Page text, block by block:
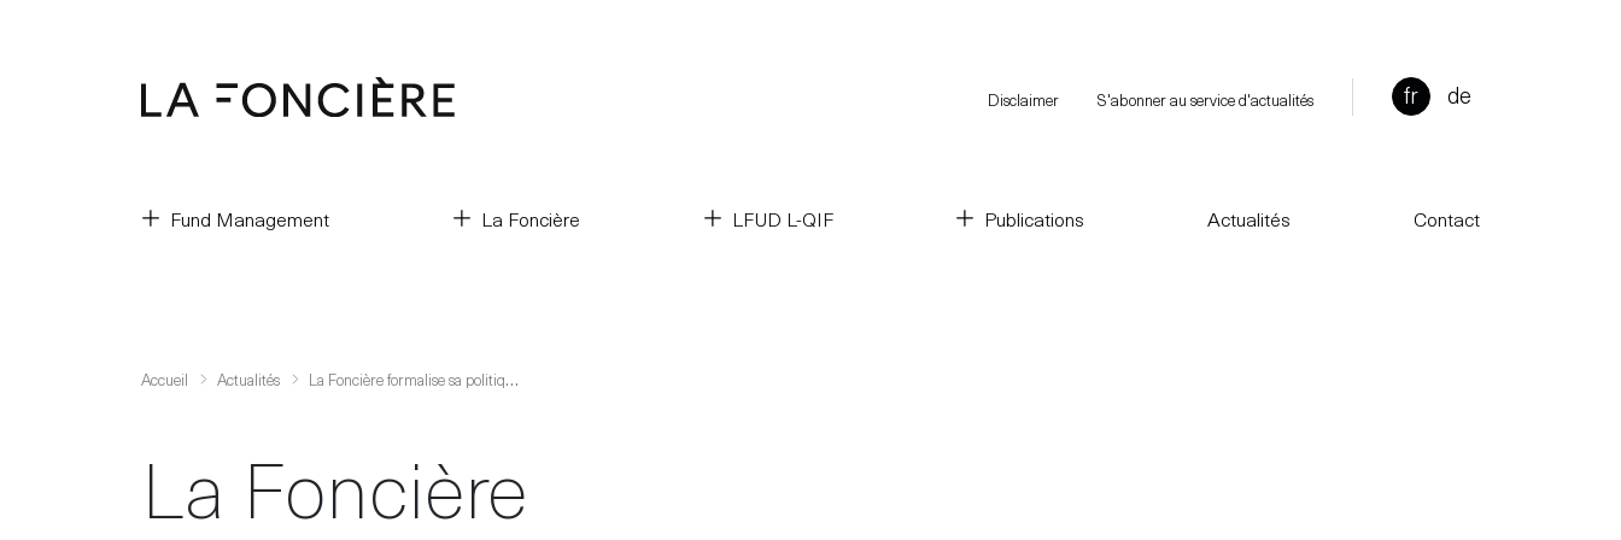
Fund Management La Foncière LFUD L-QIF Publications Actualités Contact
Disclaimer S'abonner au service d'actualités fr de
Accueil Actualités L
a Foncière formalise sa politique de durabilité et renforce son engagement en matière de décarbonation
La Foncière